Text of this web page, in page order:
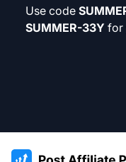
Use code
SUMMER-33Y for
:site.title